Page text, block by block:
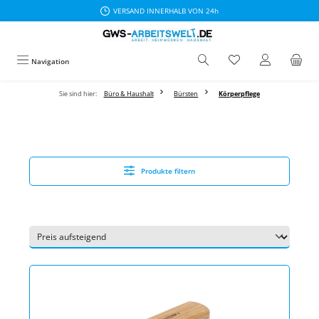
VERSAND INNERHALB VON 24h
Navigation
Sie sind hier: Büro & Haushalt Bürsten Körperpflege
Produkte filtern